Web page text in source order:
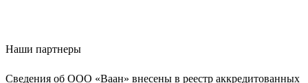
Наши партнеры
Сведения об ООО «Ваан» внесены в реестр аккредитованных